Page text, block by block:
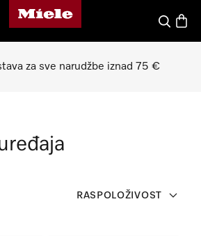
Miele početna stranica
Pretraga
za sve narudžbe iznad 75 €
RASPOLOŽIVOST